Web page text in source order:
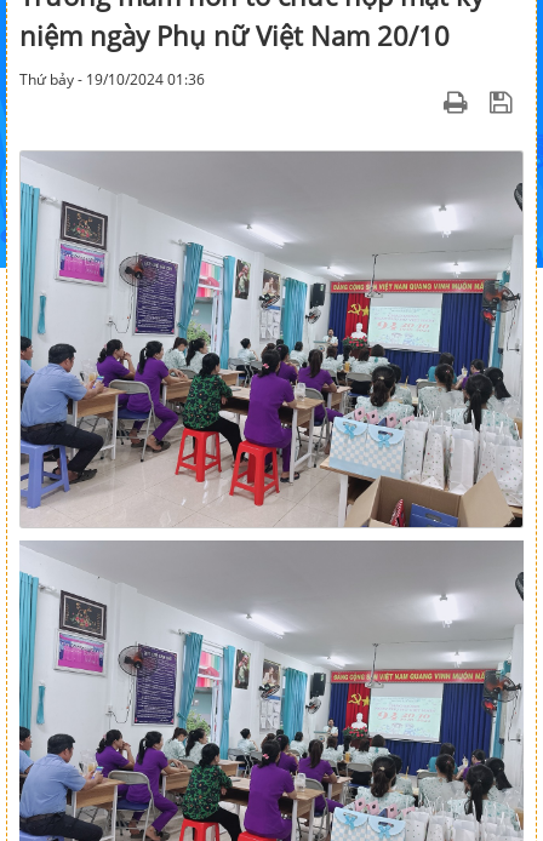
niệm ngày Phụ nữ Việt Nam 20/10
Thứ bảy - 19/10/2024 01:36